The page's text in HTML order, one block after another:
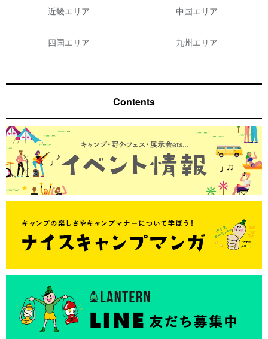
近畿エリア 中国エリア
四国エリア 九州エリア
Contents